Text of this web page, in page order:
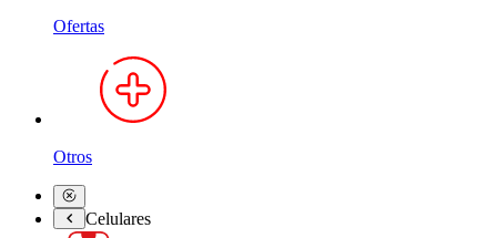
Ofertas
Otros
Celulares